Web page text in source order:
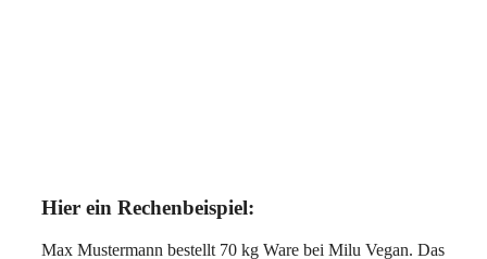
Hier ein Rechenbeispiel:
Max Mustermann bestellt 70 kg Ware bei Milu Vegan. Das